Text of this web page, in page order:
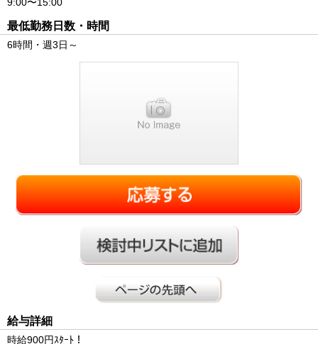
最低勤務日数・時間
6時間・週3日～
給与詳細
時給900円ｽﾀｰﾄ！